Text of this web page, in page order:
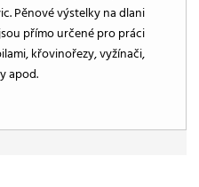
Pěnové výstelky na dlani
přímo určené pro práci
křovinořezy, vyžínači,
apod.